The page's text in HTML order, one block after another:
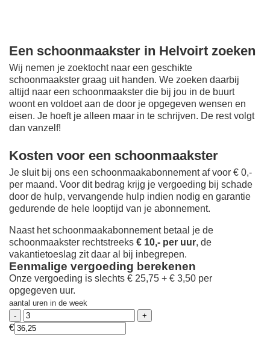
Een schoonmaakster in Helvoirt zoeken
Wij nemen je zoektocht naar een geschikte
schoonmaakster graag uit handen. We zoeken daarbij
altijd naar een schoonmaakster die bij jou in de buurt
woont en voldoet aan de door je opgegeven wensen en
eisen. Je hoeft je alleen maar in te schrijven. De rest volgt
dan vanzelf!
Kosten voor een schoonmaakster
Je sluit bij ons een schoonmaakabonnement af voor € 0,-
per maand. Voor dit bedrag krijg je vergoeding bij schade
door de hulp, vervangende hulp indien nodig en garantie
gedurende de hele looptijd van je abonnement.
Naast het schoonmaakabonnement betaal je de
schoonmaakster rechtstreeks € 10,- per uur, de
vakantietoeslag zit daar al bij inbegrepen.
Eenmalige vergoeding berekenen
Onze vergoeding is slechts € 25,75 + € 3,50 per
opgegeven uur.
aantal uren in de week
€